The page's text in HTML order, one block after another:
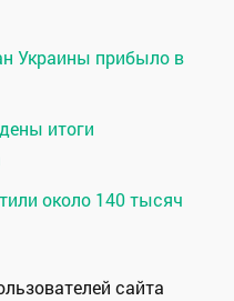
Украины прибыло в
итоги
около 140 тысяч
сайта